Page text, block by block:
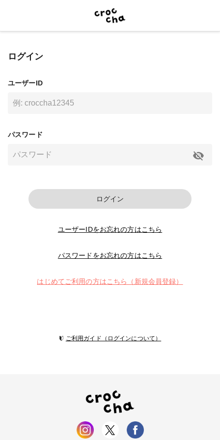
ログイン
ユーザーID
パスワード
ログイン
ユーザーIDをお忘れの方はこちら
パスワードをお忘れの方はこちら
はじめてご利用の方はこちら（新規会員登録）
ご利用ガイド（ログインについて）